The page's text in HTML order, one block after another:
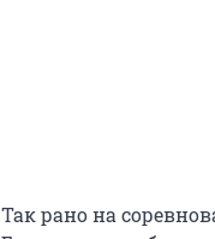
Так рано на